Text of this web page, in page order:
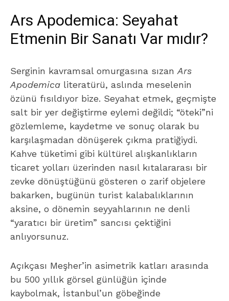
Ars Apodemica: Seyahat
Etmenin Bir Sanatı Var mıdır?
Serginin kavramsal omurgasına sızan Ars
Apodemica literatürü, aslında meselenin
özünü fısıldıyor bize. Seyahat etmek, geçmişte
salt bir yer değiştirme eylemi değildi; “öteki”ni
gözlemleme, kaydetme ve sonuç olarak bu
karşılaşmadan dönüşerek çıkma pratiğiydi.
Kahve tüketimi gibi kültürel alışkanlıkların
ticaret yolları üzerinden nasıl kıtalararası bir
zevke dönüştüğünü gösteren o zarif objelere
bakarken, bugünün turist kalabalıklarının
aksine, o dönemin seyyahlarının ne denli
“yaratıcı bir üretim” sancısı çektiğini
anlıyorsunuz.
Açıkçası Meşher’in asimetrik katları arasında
bu 500 yıllık görsel günlüğün içinde
kaybolmak, İstanbul’un göbeğinde